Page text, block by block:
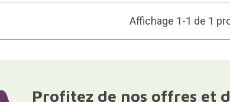
Affichage 1-1 de 1
Profitez de nos offres et